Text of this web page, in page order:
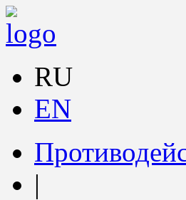
RU
EN
|